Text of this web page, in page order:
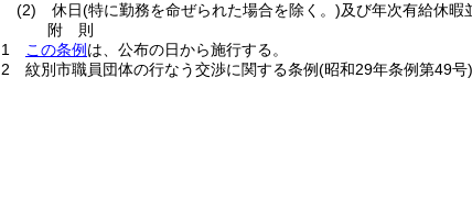
(2)
休日(特に勤務を命ぜられた場合を除く。)及び年次有給休暇
附 則
1
この条例 は、公布の日から施行する。
2
紋別市職員団体の行なう交渉に関する条例(昭和29年条例第49号)